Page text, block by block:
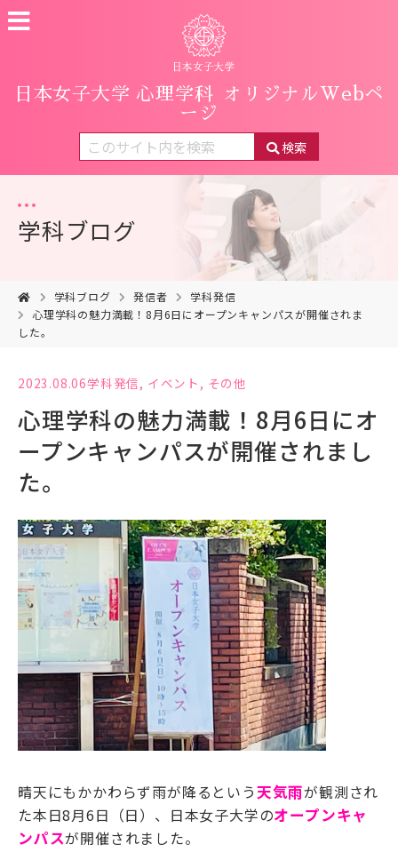
日本女子大学 心理学科
オリジナルWebペ
ージ
検索
学科ブログ
学科ブログ 発信者
学科発信
心理学科の魅力満載！8月6日にオープンキャンパスが開催されま
した。
2023.08.06学科発信, イベント , その他
心理学科の魅力満載！8月6日にオ
ープンキャンパスが開催されまし
た。
晴天にもかかわらず雨が降るという天気雨が観測され
た本日8月6日（日）、日本女子大学のオープンキャ
ンパスが開催されました。